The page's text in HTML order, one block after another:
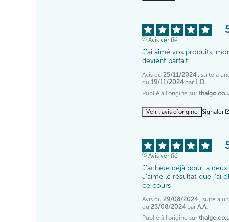
Avis vérifié
J'ai aimé vos produits,
devient parfait.
Avis du 25/11/2024
, suite à
du 19/11/2024 par L.D.
Publié à l'origine sur
Voir l’avis d’origine Signaler
Avis vérifié
J'achète déjà pour la
J'aime le résultat que j'ai
ce cours
Avis du 29/08/2024
, suite à
du 23/08/2024 par A.A.
Publié à l'origine sur